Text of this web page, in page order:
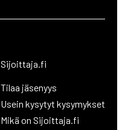
Sijoittaja.fi
Tilaa jäsenyys
Usein kysytyt kysymykset
Mikä on Sijoittaja.fi